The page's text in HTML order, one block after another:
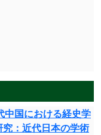
国における経史学
：近代日本の学術